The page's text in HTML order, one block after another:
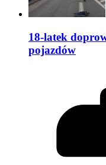
18-latek
pojazdów